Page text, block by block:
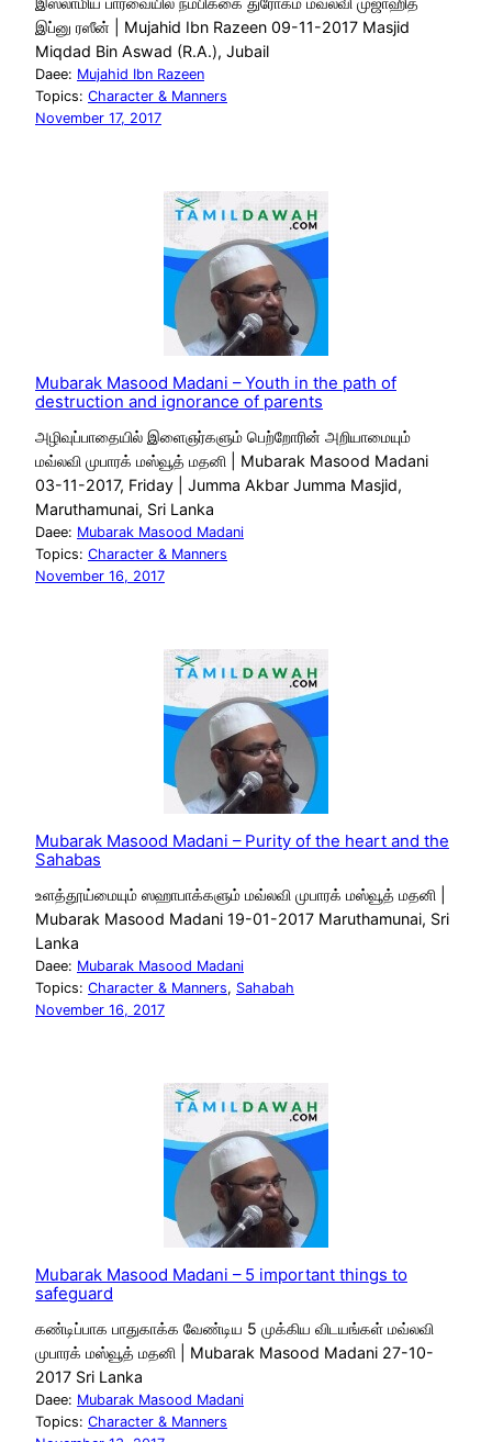
இப்னு ரஸீன் | Mujahid Ibn Razeen 09-11-2017 Masjid
Miqdad Bin Aswad (R.A.), Jubail
Daee: Mujahid Ibn Razeen
Topics: Character & Manners
November 17, 2017
Mubarak Masood Madani – Youth in the path of
destruction and ignorance of parents
அழிவுப்பாதையில் இளைஞர்களும் பெற்றோரின் அறியாமையும்
மவ்லவி முபாரக் மஸ்வூத் மதனி | Mubarak Masood Madani
03-11-2017, Friday | Jumma Akbar Jumma Masjid,
Maruthamunai, Sri Lanka
Daee: Mubarak Masood Madani
Topics: Character & Manners
November 16, 2017
Mubarak Masood Madani – Purity of the heart and the
Sahabas
உளத்தூய்மையும் ஸஹாபாக்களும் மவ்லவி முபாரக் மஸ்வூத் மதனி |
Mubarak Masood Madani 19-01-2017 Maruthamunai, Sri
Lanka
Daee: Mubarak Masood Madani
Topics: Character & Manners, Sahabah
November 16, 2017
Mubarak Masood Madani – 5 important things to
safeguard
கண்டிப்பாக பாதுகாக்க வேண்டிய 5 முக்கிய விடயங்கள் மவ்லவி
முபாரக் மஸ்வூத் மதனி | Mubarak Masood Madani 27-10-
2017 Sri Lanka
Daee: Mubarak Masood Madani
Topics: Character & Manners